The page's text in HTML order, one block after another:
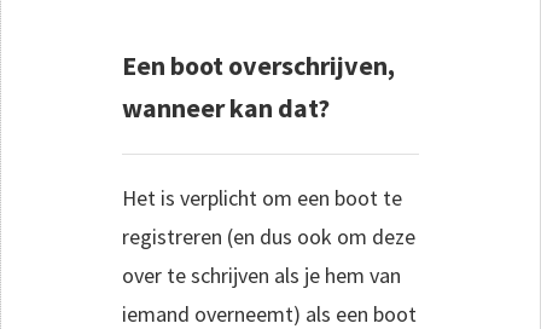
Een boot overschrijven,
wanneer kan dat?
Het is verplicht om een boot te
registreren (en dus ook om deze
over te schrijven als je hem van
iemand overneemt) als een boot